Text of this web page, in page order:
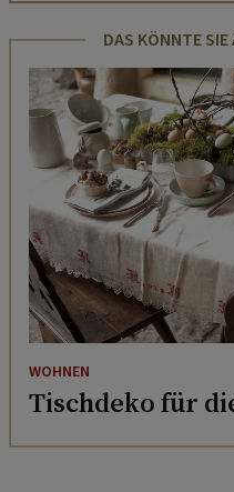
DAS KÖNNTE SIE
WOHNEN
Tischdeko für